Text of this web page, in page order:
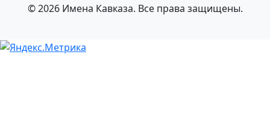
© 2026 Имена Кавказа. Все права защищены.